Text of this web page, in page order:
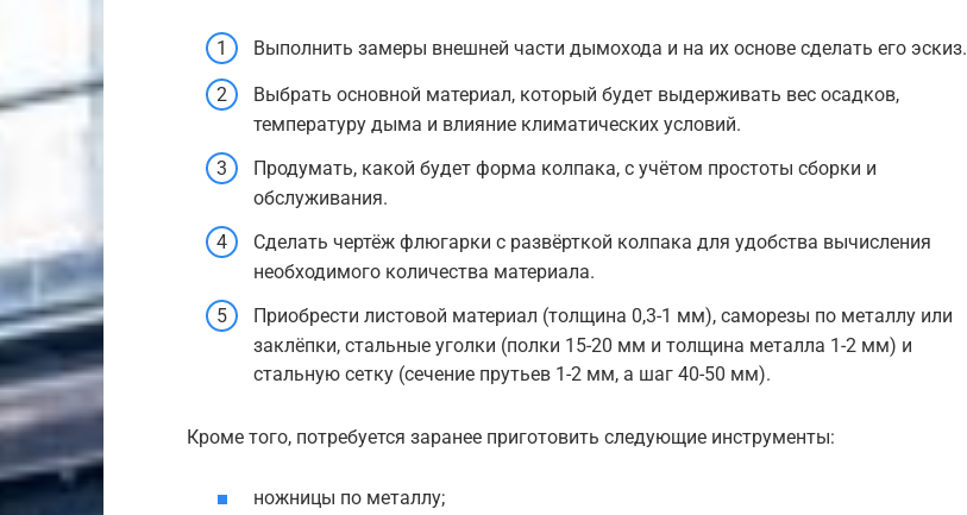
Выполнить замеры внешней части дымохода и на их основе сделать его эскиз.
Выбрать основной материал, который будет выдерживать вес осадков,
температуру дыма и влияние климатических условий.
Продумать, какой будет форма колпака, с учётом простоты сборки и
обслуживания.
Сделать чертёж флюгарки с развёрткой колпака для удобства вычисления
необходимого количества материала.
Приобрести листовой материал (толщина 0,3-1 мм), саморезы по металлу или
заклёпки, стальные уголки (полки 15-20 мм и толщина металла 1-2 мм) и
стальную сетку (сечение прутьев 1-2 мм, а шаг 40-50 мм).
Кроме того, потребуется заранее приготовить следующие инструменты:
ножницы по металлу;